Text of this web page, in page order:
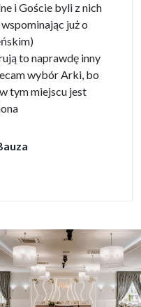
i Goście byli z nich
już o
to naprawdę inny
wybór Arki, bo
tym miejscu jest